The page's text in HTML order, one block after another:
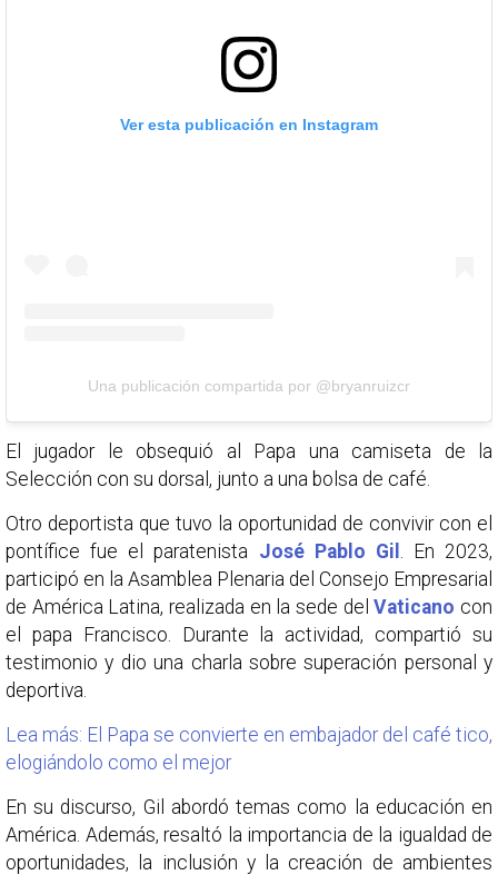
Ver esta publicación en Instagram
Una publicación compartida por @bryanruizcr
El jugador le obsequió al Papa una camiseta de la
Selección con su dorsal, junto a una bolsa de café.
Otro deportista que tuvo la oportunidad de convivir con el
pontífice fue el paratenista José Pablo Gil . En 2023,
participó en la Asamblea Plenaria del Consejo Empresarial
de América Latina, realizada en la sede delVaticano con
el papa Francisco. Durante la actividad, compartió su
testimonio y dio una charla sobre superación personal y
deportiva.
Lea más: El Papa se convierte en embajador del café tico,
elogiándolo como el mejor
En su discurso, Gil abordó temas como la educación en
América. Además, resaltó la importancia de la igualdad de
oportunidades, la inclusión y la creación de ambientes